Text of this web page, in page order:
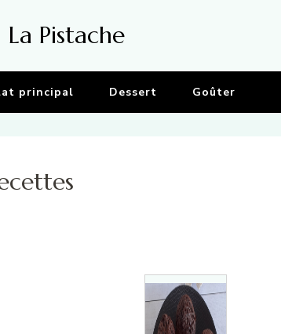
La Pistache
principal Dessert Goûter